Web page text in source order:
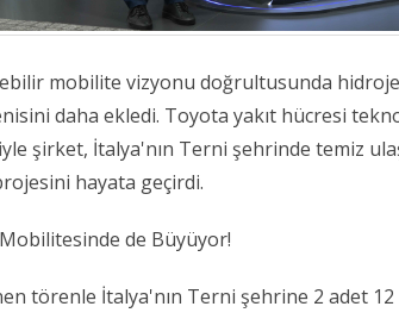
mobilite vizyonu doğrultusunda
daha ekledi. Toyota yakıt hücresi
şirket, İtalya'nın Terni şehrinde temiz
hayata geçirdi.
de Büyüyor!
törenle İtalya'nın Terni şehrine 2 adet